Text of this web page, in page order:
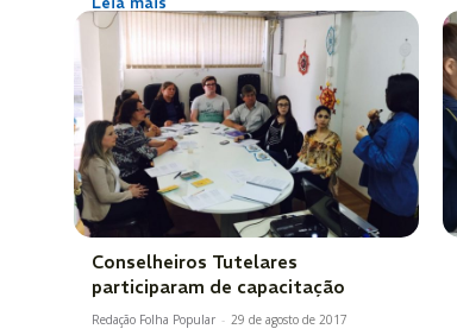
Conselheiros Tutelares
participaram de capacitação
Redação Folha Popular - 29 de agosto de 2017